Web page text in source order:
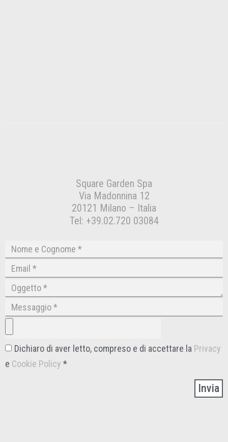
Square Garden Spa
Via Madonnina 12
20121 Milano – Italia
Tel: +39.02.720 03084
Dichiaro di aver letto, compreso e di accettare la Privacy
e Cookie Policy *
Invia